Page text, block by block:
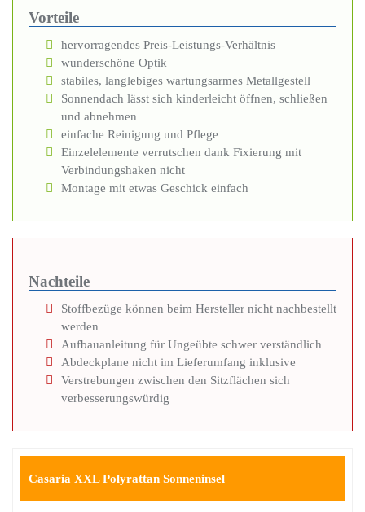
Vorteile
hervorragendes Preis-Leistungs-Verhältnis
wunderschöne Optik
stabiles, langlebiges wartungsarmes Metallgestell
Sonnendach lässt sich kinderleicht öffnen, schließen
und abnehmen
einfache Reinigung und Pflege
Einzelelemente verrutschen dank Fixierung mit
Verbindungshaken nicht
Montage mit etwas Geschick einfach
Nachteile
Stoffbezüge können beim Hersteller nicht nachbestellt
werden
Aufbauanleitung für Ungeübte schwer verständlich
Abdeckplane nicht im Lieferumfang inklusive
Verstrebungen zwischen den Sitzflächen sich
verbesserungswürdig
Casaria XXL Polyrattan Sonneninsel